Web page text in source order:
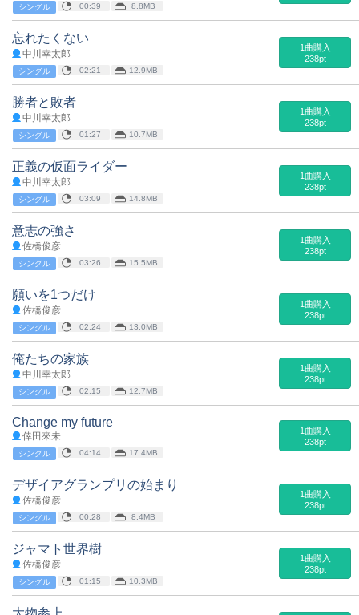
シングル 00:39 8.8MB
忘れたくない
中川幸太郎
シングル 02:21 12.9MB
1曲購入
238pt
勝者と敗者
中川幸太郎
シングル 01:27 10.7MB
1曲購入
238pt
正義の仮面ライダー
中川幸太郎
シングル 03:09 14.8MB
1曲購入
238pt
意志の強さ
佐橋俊彦
シングル 03:26 15.5MB
1曲購入
238pt
願いを1つだけ
佐橋俊彦
シングル 02:24 13.0MB
1曲購入
238pt
俺たちの家族
中川幸太郎
シングル 02:15 12.7MB
1曲購入
238pt
Change my future
倖田來未
シングル 04:14 17.4MB
1曲購入
238pt
デザイアグランプリの始まり
佐橋俊彦
シングル 00:28 8.4MB
1曲購入
238pt
ジャマト世界樹
佐橋俊彦
シングル 01:15 10.3MB
1曲購入
238pt